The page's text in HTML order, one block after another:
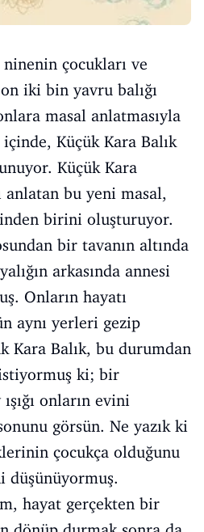
çocukları ve
iki bin yavru balığı
masal anlatmasıyla
Küçük Kara Balık
Küçük Kara
anlatan bu yeni masal,
birini oluşturuyor.
bir tavanın altında
arkasında annesi
Onların hayatı
aynı yerleri gezip
Kara Balık, bu durumdan
istiyormuş ki; bir
onların evini
görsün. Ne yazık ki
çocukça olduğunu
düşünüyormuş.
hayat gerçekten bir